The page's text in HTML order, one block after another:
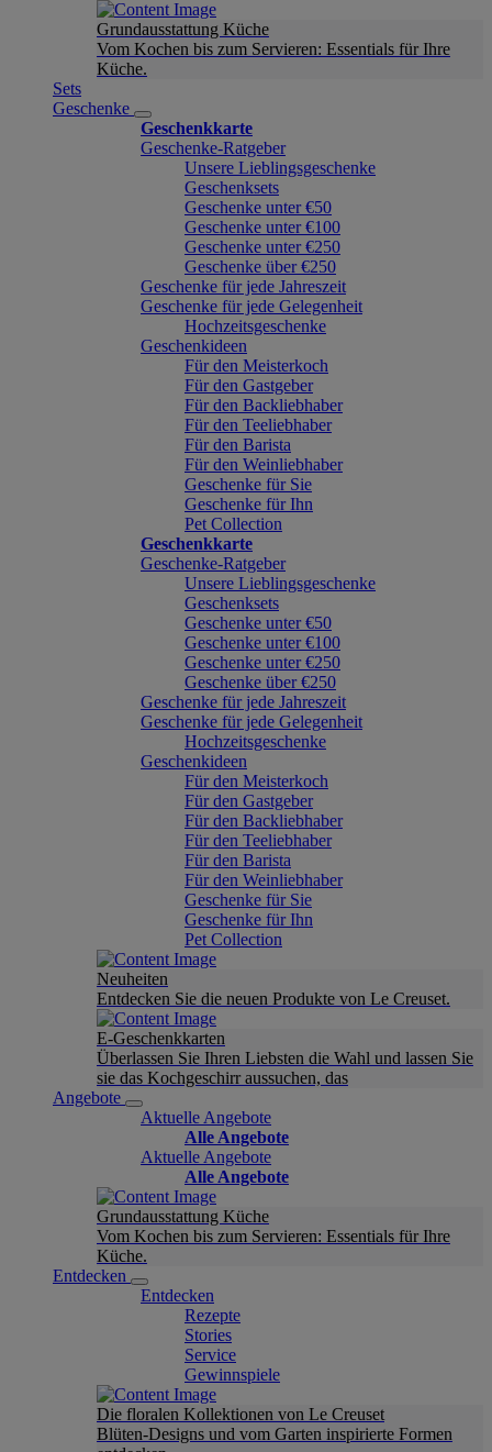
Grundausstattung Küche
Vom Kochen bis zum Servieren: Essentials für Ihre
Küche.
Sets
Geschenke
Geschenkkarte
Geschenke-Ratgeber
Unsere Lieblingsgeschenke
Geschenksets
Geschenke unter €50
Geschenke unter €100
Geschenke unter €250
Geschenke über €250
Geschenke für jede Jahreszeit
Geschenke für jede Gelegenheit
Hochzeitsgeschenke
Geschenkideen
Für den Meisterkoch
Für den Gastgeber
Für den Backliebhaber
Für den Teeliebhaber
Für den Barista
Für den Weinliebhaber
Geschenke für Sie
Geschenke für Ihn
Pet Collection
Geschenkkarte
Geschenke-Ratgeber
Unsere Lieblingsgeschenke
Geschenksets
Geschenke unter €50
Geschenke unter €100
Geschenke unter €250
Geschenke über €250
Geschenke für jede Jahreszeit
Geschenke für jede Gelegenheit
Hochzeitsgeschenke
Geschenkideen
Für den Meisterkoch
Für den Gastgeber
Für den Backliebhaber
Für den Teeliebhaber
Für den Barista
Für den Weinliebhaber
Geschenke für Sie
Geschenke für Ihn
Pet Collection
Neuheiten
Entdecken Sie die neuen Produkte von Le Creuset.
E-Geschenkkarten
Überlassen Sie Ihren Liebsten die Wahl und lassen Sie
sie das Kochgeschirr aussuchen, das
Angebote
Aktuelle Angebote
Alle Angebote
Aktuelle Angebote
Alle Angebote
Grundausstattung Küche
Vom Kochen bis zum Servieren: Essentials für Ihre
Küche.
Entdecken
Entdecken
Rezepte
Stories
Service
Gewinnspiele
Die floralen Kollektionen von Le Creuset
Blüten-Designs und vom Garten inspirierte Formen